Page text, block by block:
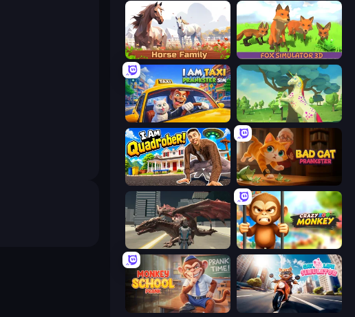
Horse Simulator 3D Fox Simulator 3D
I Am Taxi Prankster Sim Unicorn Family Simulator Magic World
I Am Quadrober! Bad Cat Prankster
Dragon Vice City Crazy Zoo Monkey
Monkey School Prank Cat Life Simulator